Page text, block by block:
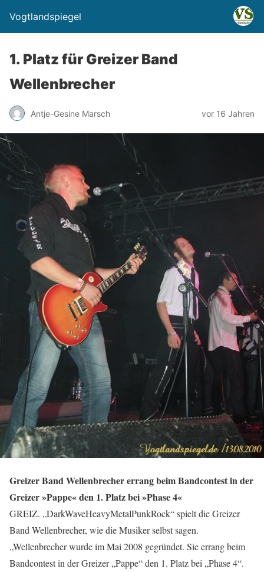
Vogtlandspiegel
1. Platz für Greizer Band
Wellenbrecher
Antje-Gesine Marsch vor 16 Jahren
Greizer Band Wellenbrecher errang beim Bandcontest in der
Greizer »Pappe« den 1. Platz bei »Phase 4«
GREIZ. „DarkWaveHeavyMetalPunkRock“ spielt die Greizer
Band Wellenbrecher, wie die Musiker selbst sagen.
„Wellenbrecher wurde im Mai 2008 gegründet. Sie errang beim
Bandcontest in der Greizer „Pappe“ den 1. Platz bei „Phase 4“.